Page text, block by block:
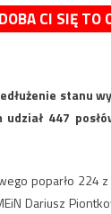
CI SIĘ TO
stanu
447
poparło 224
Dariusz